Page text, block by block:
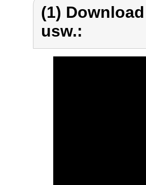
(1)
usw.: